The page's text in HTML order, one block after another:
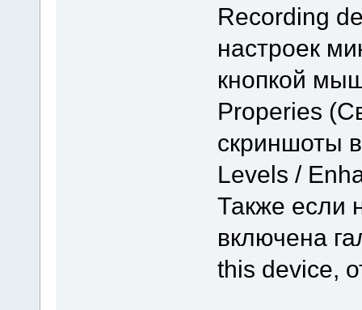
Recording
настроек
кнопкой
Properies
скриншоты
Levels /
Также если
включена
this device,